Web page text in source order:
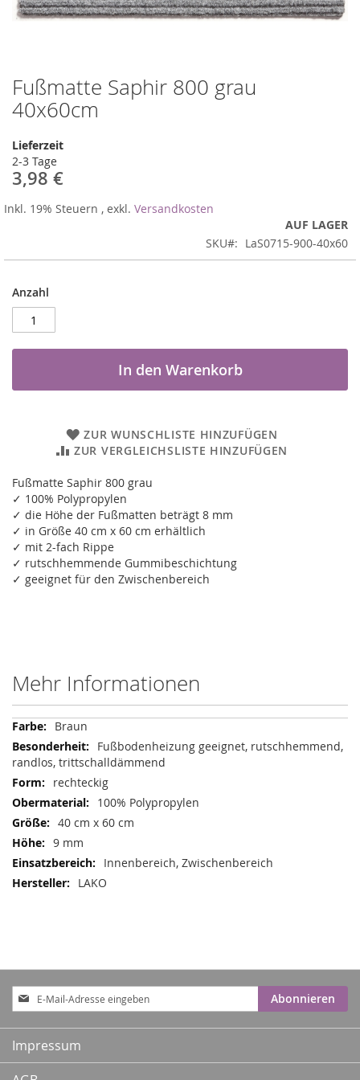
Fußmatte Saphir 800 grau
40x60cm
Lieferzeit
2-3 Tage
3,98 €
Inkl. 19% Steuern , exkl. Versandkosten
AUF LAGER
SKU
LaS0715-900-40x60
Anzahl
In den Warenkorb
ZUR WUNSCHLISTE HINZUFÜGEN
ZUR VERGLEICHSLISTE HINZUFÜGEN
Fußmatte Saphir 800 grau
✓ 100% Polypropylen
✓ die Höhe der Fußmatten beträgt 8 mm
✓ in Größe 40 cm x 60 cm erhältlich
✓ mit 2-fach Rippe
✓ rutschhemmende Gummibeschichtung
✓ geeignet für den Zwischenbereich
Zum
Anfang
der
springen
Mehr Informationen
Mehr
Informationen
Braun
Fußbodenheizung geeignet, rutschhemmend,
randlos, trittschalldämmend
rechteckig
100% Polypropylen
40 cm x 60 cm
9 mm
Innenbereich, Zwischenbereich
LAKO
Anmeldung
zum
Newsletter:
Abonnieren
Impressum